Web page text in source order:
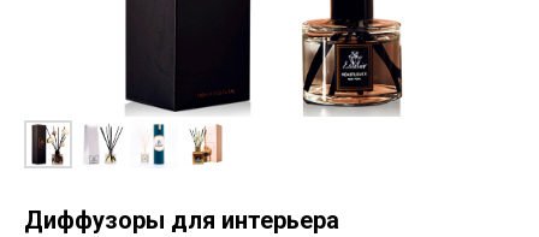
Диффузоры для интерьера